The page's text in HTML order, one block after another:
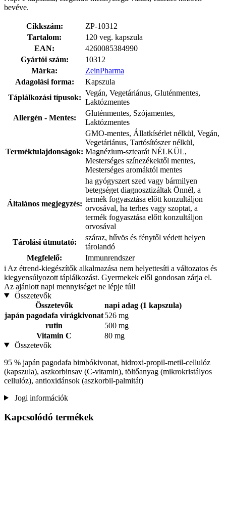
bevéve.
Cikkszám:
ZP-10312
Tartalom:
120 veg. kapszula
EAN:
4260085384990
Gyártói szám:
10312
Márka:
ZeinPharma
Adagolási forma:
Kapszula
Táplálkozási típusok:
Vegán, Vegetáriánus, Gluténmentes,
Laktózmentes
Allergén - Mentes:
Gluténmentes, Szójamentes,
Laktózmentes
Terméktulajdonságok:
GMO-mentes, Állatkísérlet nélkül, Vegán,
Vegetáriánus, Tartósítószer nélkül,
Magnézium-sztearát NÉLKÜL,
Mesterséges színezékektől mentes,
Mesterséges aromáktól mentes
Általános megjegyzés:
ha gyógyszert szed vagy bármilyen
betegséget diagnosztizáltak Önnél, a
termék fogyasztása előtt konzultáljon
orvosával, ha terhes vagy szoptat, a
termék fogyasztása előtt konzultáljon
orvosával
Tárolási útmutató:
száraz, hűvös és fénytől védett helyen
tárolandó
Megfelelő:
Immunrendszer
i Az étrend-kiegészítők alkalmazása nem helyettesíti a változatos és
kiegyensúlyozott táplálkozást. Gyermekek elől gondosan zárja el.
Az ajánlott napi mennyiséget ne lépje túl!
Összetevők
Összetevők
napi adag (1 kapszula)
japán pagodafa virágkivonat526 mg
rutin
500 mg
Vitamin C
80 mg
Összetevők
95 % japán pagodafa bimbókivonat, hidroxi-propil-metil-cellulóz
(kapszula), aszkorbinsav (C-vitamin), töltőanyag (mikrokristályos
cellulóz), antioxidánsok (aszkorbil-palmitát)
Jogi információk
Kapcsolódó termékek